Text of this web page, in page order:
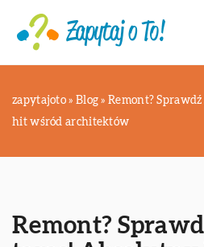
zapytajoto » Blog »Remont?
hit wśród architektów
Remont?